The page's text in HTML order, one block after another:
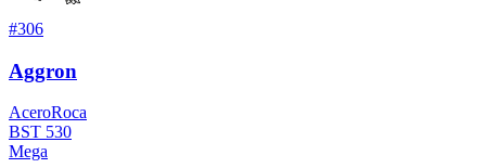
#306
Aggron
AceroRoca
BST 530
Mega